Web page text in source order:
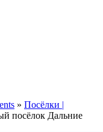
» Посёлки |
посёлок Дальние